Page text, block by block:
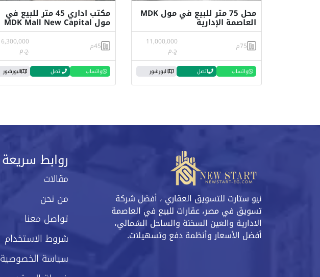
محل 75 متر للبيع في مول MDK
العاصمة الإدارية
75م
11,000,000
ج.م
واتساب اتصل البورشور
مكتب اداري 45 متر للبيع في
مول MDK Mall New Capital
45م
6,300,000
ج.م
واتساب اتصل البورشور
نيو ستارت للتسويق العقاري ، أفضل شركة
تسويق في مصر، عقارات للبيع في العاصمة
الادارية والعين السخنة والساحل الشمالي،
أفضل الأسعار وأنظمة دفع وتسهيلات.
روابط سريعة
مقالات
من نحن
تواصل معنا
شروط الاستخدام
سياسة الخصوصية